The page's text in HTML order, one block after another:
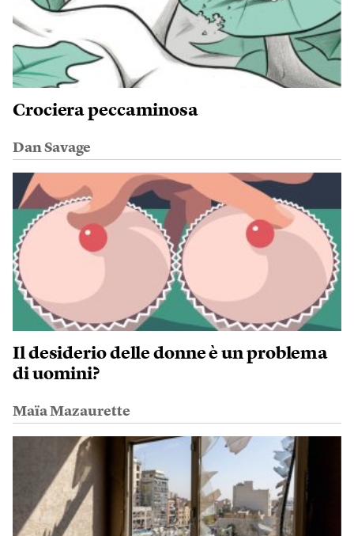
Crociera peccaminosa
Dan Savage
Il desiderio delle donne è un problema
di uomini?
Maïa Mazaurette